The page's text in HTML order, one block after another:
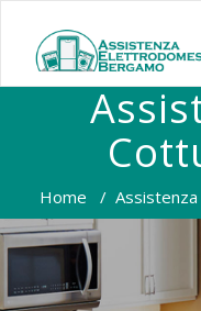
Home / Assistenza